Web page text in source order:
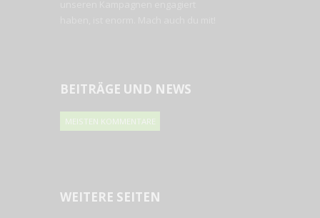
BEITRÄGE UND NEWS
MEISTEN KOMMENTARE
WEITERE SEITEN